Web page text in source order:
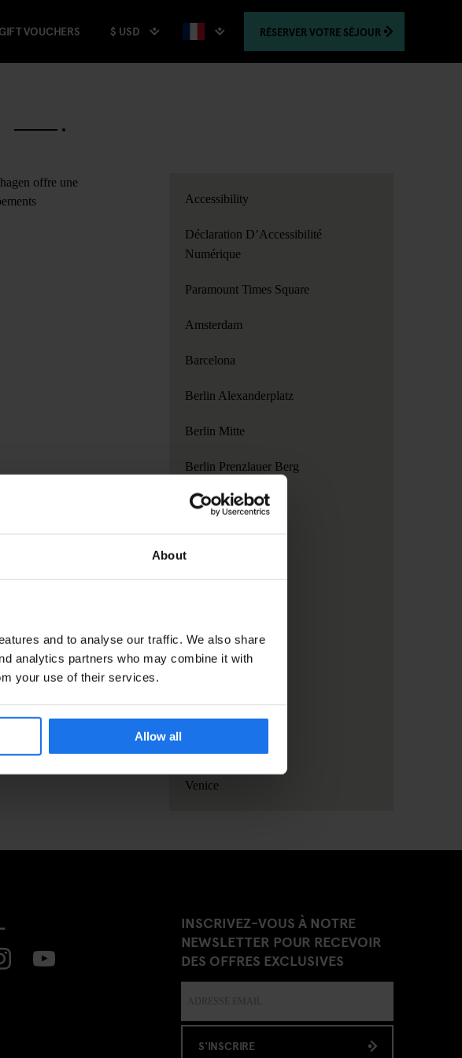
About
and to analyse our traffic. We also share
analytics partners who may combine it with
your use of their services.
Allow all
GIFT VOUCHERS $ USD RÉSERVER VOTRE SÉJOUR
offre une
Accessibility
Déclaration D’Accessibilité
Numérique
Paramount Times Square
Amsterdam
Barcelona
Berlin Alexanderplatz
Berlin Mitte
Berlin Prenzlauer Berg
Copenhagen
Dublin
Madrid
Venice
INSCRIVEZ-VOUS À NOTRE
NEWSLETTER POUR RECEVOIR
DES OFFRES EXCLUSIVES
S'INSCRIRE